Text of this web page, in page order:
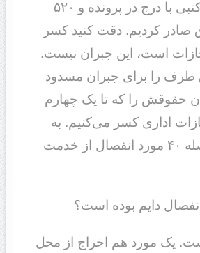
۴٠٠ مورد توبیخ کتبی با درج در پرونده و ۵٢٠
کردیم. دقت کنید کسر
است، این جبران نیست.
طرف را برای جبران مسدود
حقوقش را که تا یک چهارم
اداری کسر می‌کنیم. به
علاوه در این فاصله ۴٠ مورد انفصال از خدمت
انفصال دایم بوده است؟
یک مورد هم اخراج از محل